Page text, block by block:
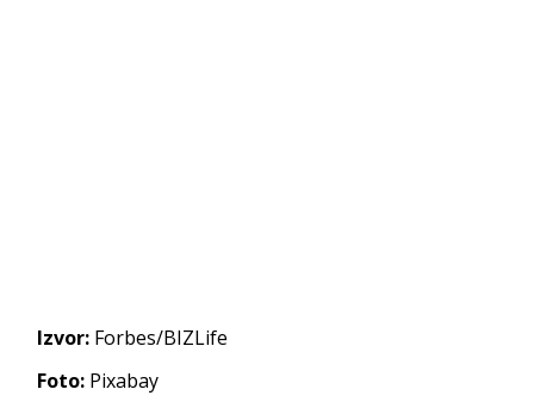
Izvor: Forbes/BIZLife
Foto: Pixabay